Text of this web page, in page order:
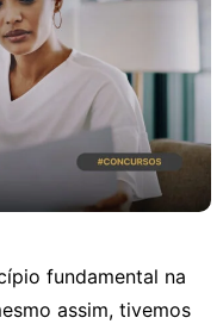
fundamental na
assim, tivemos